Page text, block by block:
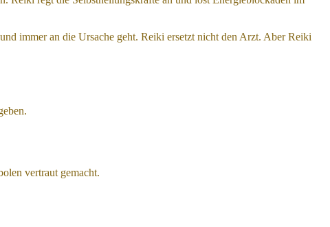
immer an die Ursache geht. Reiki ersetzt nicht den Arzt. Aber Reiki
vertraut gemacht.